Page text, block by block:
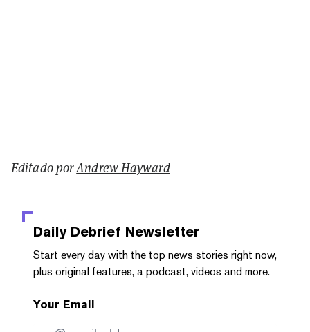
Editado porAndrew Hayward
Daily Debrief Newsletter
Start every day with the top news stories right now,
plus original features, a podcast, videos and more.
Your Email